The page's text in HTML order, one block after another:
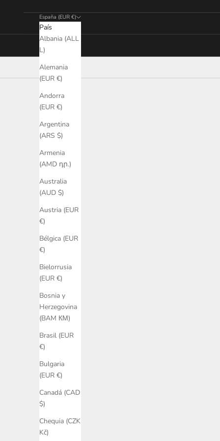
España (EUR €)
País
Albania (ALL
L)
Alemania
(EUR €)
Andorra
(EUR €)
Argentina
(ARS $)
Armenia
(AMD դր.)
Australia
(AUD $)
Austria (EUR
€)
Bélgica (EUR
€)
Bielorrusia
(EUR €)
Bosnia y
Herzegovina
(BAM КМ)
Brasil (EUR
€)
Bulgaria
(EUR €)
Canadá (CAD
$)
Chequia (CZK
Kč)
AGOTADO